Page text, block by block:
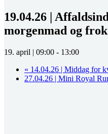
19.04.26 |
morgenmad og
19. april | 09:00 - 13:00
« 14.04.26 | Middag for
27.04.26 | Mini Royal